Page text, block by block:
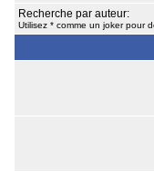
Recherche par auteur:
Utilisez * comme un joker pour